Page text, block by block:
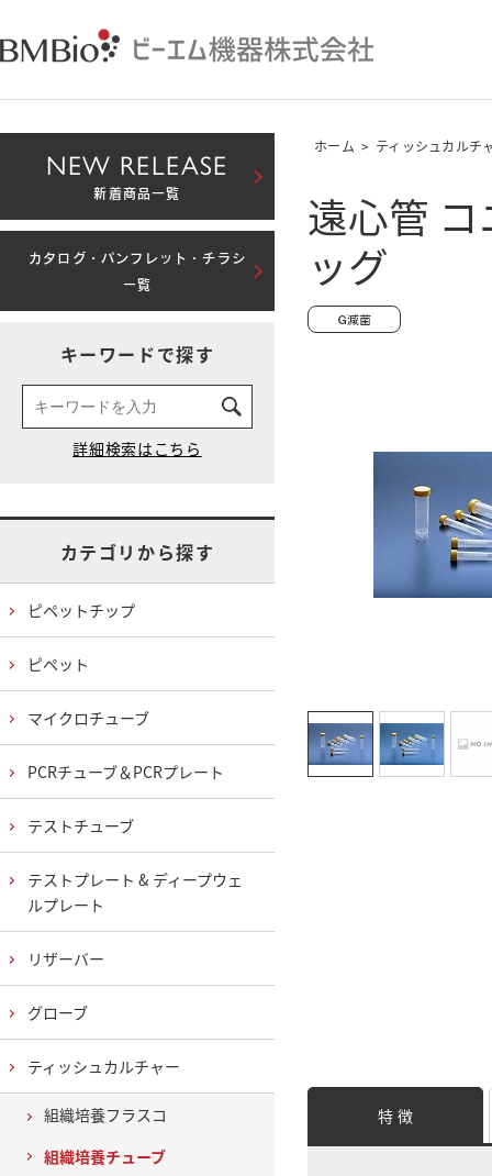
ホーム > ティッシュカルチ
遠心管
ッグ
特 徴
NEW RELEASE
新着商品一覧
カタログ・パンフレット・チラシ
一覧
キーワードで探す
カテゴリから探す
ピペットチップ
ピペット
マイクロチューブ
PCRチューブ＆PCRプレート
テストチューブ
テストプレート & ディープウェ
ルプレート
リザーバー
グローブ
ティッシュカルチャー
組織培養フラスコ
組織培養チューブ